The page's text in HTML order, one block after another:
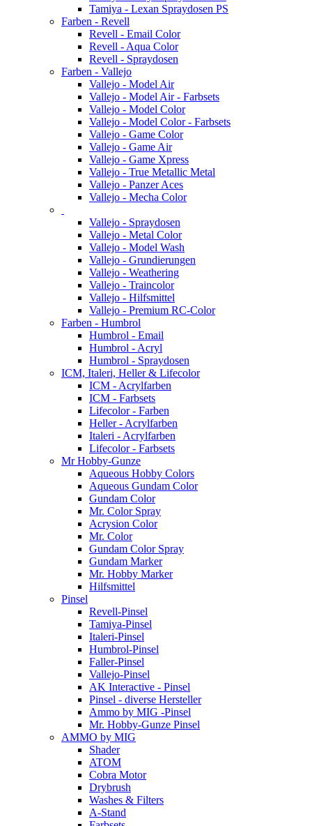
Tamiya - Lexan Spraydosen PS
Farben - Revell
Revell - Email Color
Revell - Aqua Color
Revell - Spraydosen
Farben - Vallejo
Vallejo - Model Air
Vallejo - Model Air - Farbsets
Vallejo - Model Color
Vallejo - Model Color - Farbsets
Vallejo - Game Color
Vallejo - Game Air
Vallejo - Game Xpress
Vallejo - True Metallic Metal
Vallejo - Panzer Aces
Vallejo - Mecha Color
Vallejo - Spraydosen
Vallejo - Metal Color
Vallejo - Model Wash
Vallejo - Grundierungen
Vallejo - Weathering
Vallejo - Traincolor
Vallejo - Hilfsmittel
Vallejo - Premium RC-Color
Farben - Humbrol
Humbrol - Email
Humbrol - Acryl
Humbrol - Spraydosen
ICM, Italeri, Heller & Lifecolor
ICM - Acrylfarben
ICM - Farbsets
Lifecolor - Farben
Heller - Acrylfarben
Italeri - Acrylfarben
Lifecolor - Farbsets
Mr Hobby-Gunze
Aqueous Hobby Colors
Aqueous Gundam Color
Gundam Color
Mr. Color Spray
Acrysion Color
Mr. Color
Gundam Color Spray
Gundam Marker
Mr. Hobby Marker
Hilfsmittel
Pinsel
Revell-Pinsel
Tamiya-Pinsel
Italeri-Pinsel
Humbrol-Pinsel
Faller-Pinsel
Vallejo-Pinsel
AK Interactive - Pinsel
Pinsel - diverse Hersteller
Ammo by MIG -Pinsel
Mr. Hobby-Gunze Pinsel
AMMO by MIG
Shader
ATOM
Cobra Motor
Drybrush
Washes & Filters
A-Stand